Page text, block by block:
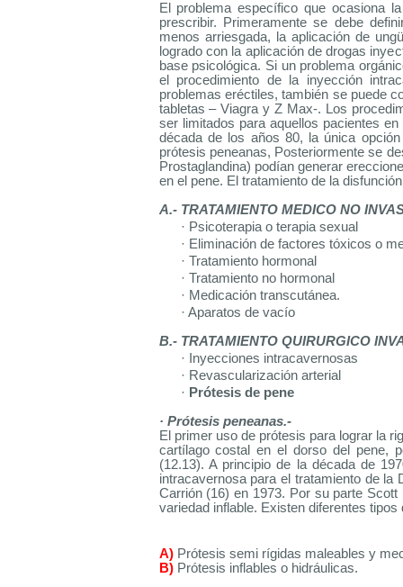
El problema específico que ocasiona
prescribir. Primeramente se debe
menos arriesgada, la aplicación de
logrado con la aplicación de drogas
base psicológica. Si un problema
el procedimiento de la inyección
problemas eréctiles, también se puede
tabletas – Viagra y Z Max-. Los
ser limitados para aquellos pacientes
década de los años 80, la única
prótesis peneanas, Posteriormente se
Prostaglandina) podían generar
en el pene. El tratamiento de la
A.- TRATAMIENTO MEDICO NO
· Psicoterapia o terapia sexual
· Eliminación de factores tóxicos o
· Tratamiento hormonal
· Tratamiento no hormonal
· Medicación transcutánea.
· Aparatos de vacío
B.- TRATAMIENTO QUIRURGICO
· Inyecciones intracavernosas
· Revascularización arterial
· Prótesis de pene
· Prótesis peneanas.-
El primer uso de prótesis para lograr la
cartílago costal en el dorso del pene,
(12.13). A principio de la década de
intracavernosa para el tratamiento de
Carrión (16) en 1973. Por su parte
variedad inflable. Existen diferentes tipos
A)Prótesis semi rígidas maleables y
B)Prótesis inflables o hidráulicas.